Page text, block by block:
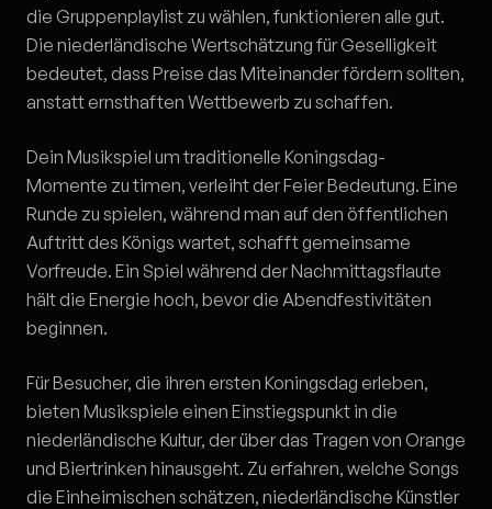
die Gruppenplaylist zu wählen, funktionieren alle gut.
Die niederländische Wertschätzung für Geselligkeit
bedeutet, dass Preise das Miteinander fördern sollten,
anstatt ernsthaften Wettbewerb zu schaffen.
Dein Musikspiel um traditionelle Koningsdag-
Momente zu timen, verleiht der Feier Bedeutung. Eine
Runde zu spielen, während man auf den öffentlichen
Auftritt des Königs wartet, schafft gemeinsame
Vorfreude. Ein Spiel während der Nachmittagsflaute
hält die Energie hoch, bevor die Abendfestivitäten
beginnen.
Für Besucher, die ihren ersten Koningsdag erleben,
bieten Musikspiele einen Einstiegspunkt in die
niederländische Kultur, der über das Tragen von Orange
und Biertrinken hinausgeht. Zu erfahren, welche Songs
die Einheimischen schätzen, niederländische Künstler